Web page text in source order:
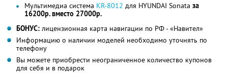
Мультимедиа система KR-8012 для HYUNDAI Sonata за
16200р. вместо 27000р.
БОНУС: лицензионная карта навигации по РФ - «Навител»
Информацию о наличии моделей необходимо уточнять по
телефону
Вы можете приобрести неограниченное количество купонов
для себя и в подарок